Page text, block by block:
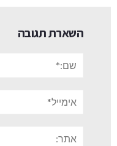
השארת תגובה